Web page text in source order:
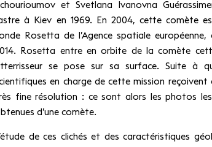
et Svetlana Ivanovna
à Kiev en 1969. En 2004, cette comète
Rosetta de l’Agence spatiale
Rosetta entre en orbite de la comète
se pose sur sa surface. Suite à
en charge de cette mission reçoivent
fine résolution : ce sont alors les photos les
d’une comète.
de ces clichés et des caractéristiques